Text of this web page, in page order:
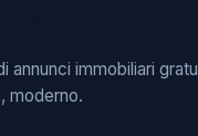
annunci immobiliari
moderno.